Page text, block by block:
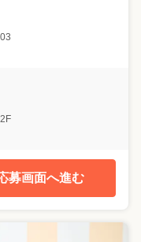
募画面へ進む